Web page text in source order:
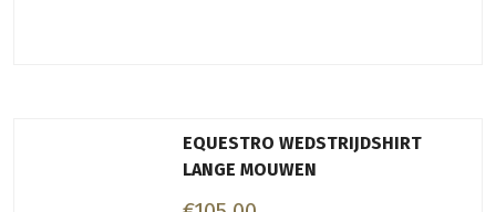
EQUESTRO WEDSTRIJDSHIRT
LANGE MOUWEN